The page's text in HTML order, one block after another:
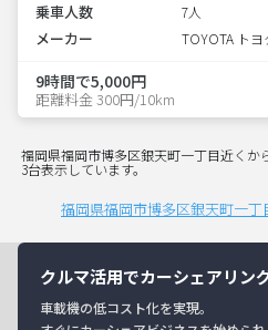
乗車人数 7人
メーカー TOYOTA トヨ
9時間で5,000円
距離料金 300円/10km
福岡県福岡市博多区銀天町一丁目近くか
3台表示しています。
福岡県福岡市博多区銀天町一
クルマ活用でカーシェアリン
車載機の低コスト化を実現。